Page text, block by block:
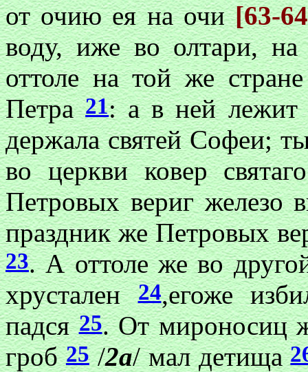
от очию ея на очи[63-
воду, иже во олтари,
оттоле на той же стране
Петра21: а в ней лежит
держала святейСофеи;
во церкви ковер
Петровых вериг железо
праздник же Петровых
23. А оттоле же во
хрустален24,егоже
падся25. От мироносиц
гроб25/2а/ мал детища